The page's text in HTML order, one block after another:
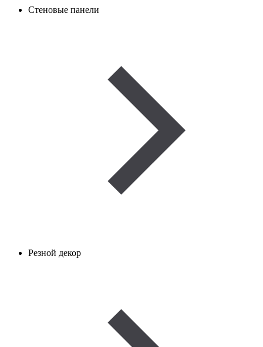
Стеновые панели
Резной декор